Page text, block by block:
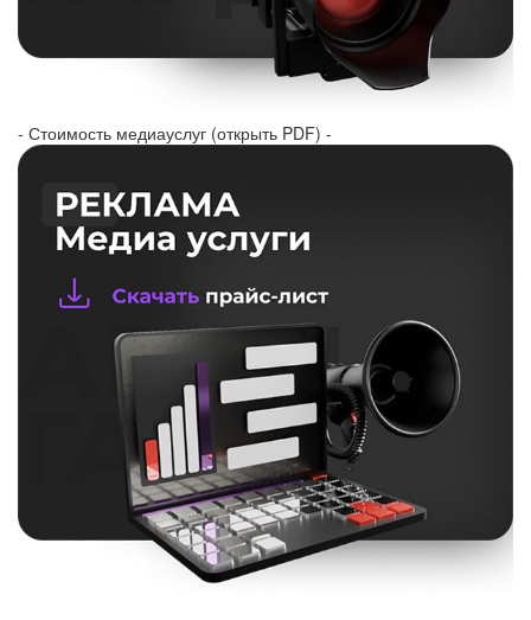
- Стоимость медиауслуг (открыть PDF) -